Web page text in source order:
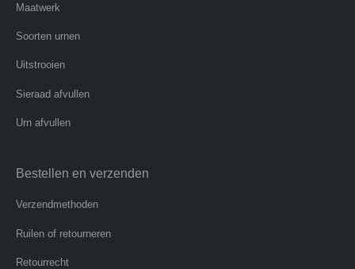
Maatwerk
Soorten urnen
Uitstrooien
Sieraad afvullen
Urn afvullen
Bestellen en verzenden
Verzendmethoden
Ruilen of retourneren
Retourrecht